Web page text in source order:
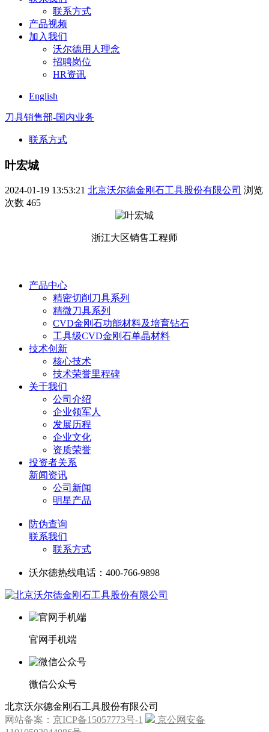
联系方式
产品视频
加入我们
沃尔德用人理念
招聘岗位
HR资讯
English
刀具销售部-国内业务
联系方式
叶宏城
2024-01-19 13:53:21 北京沃尔德金刚石工具股份有限公司 浏览
次数 465
浙江大区销售工程师
产品中心
精密切削刀具系列
精微刀具系列
CVD金刚石功能材料及培育钻石
工具级CVD金刚石单晶材料
技术创新
核心技术
技术荣誉里程碑
关于我们
公司介绍
企业领军人
发展历程
企业文化
资质荣誉
投资者关系
新闻资讯
公司新闻
明星产品
防伪查询
联系我们
联系方式
沃尔德热线电话：400-766-9898
官网手机端
微信公众号
北京沃尔德金刚石工具股份有限公司
网站备案： 京ICP备15057773号-1
京公网安备